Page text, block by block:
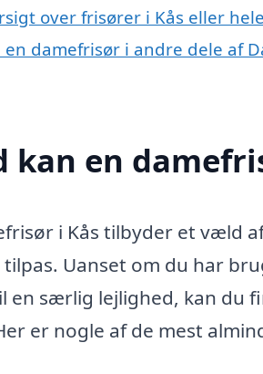
over frisører i Kås eller
en damefrisør i andre dele af
kan en
i Kås tilbyder et væld
Uanset om du har
en særlig lejlighed, kan du
er nogle af de mest